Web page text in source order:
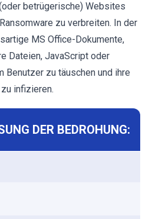
betrügerische) Websites
zu verbreiten. In der
MS Office-Dokumente,
Dateien, JavaScript oder
Benutzer zu täuschen und ihre
infizieren.
DER BEDROHUNG: